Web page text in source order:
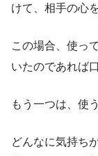
けて、相手の心
この場合、使っ
いたのであれば
もう一つは、使
どんなに気持ち